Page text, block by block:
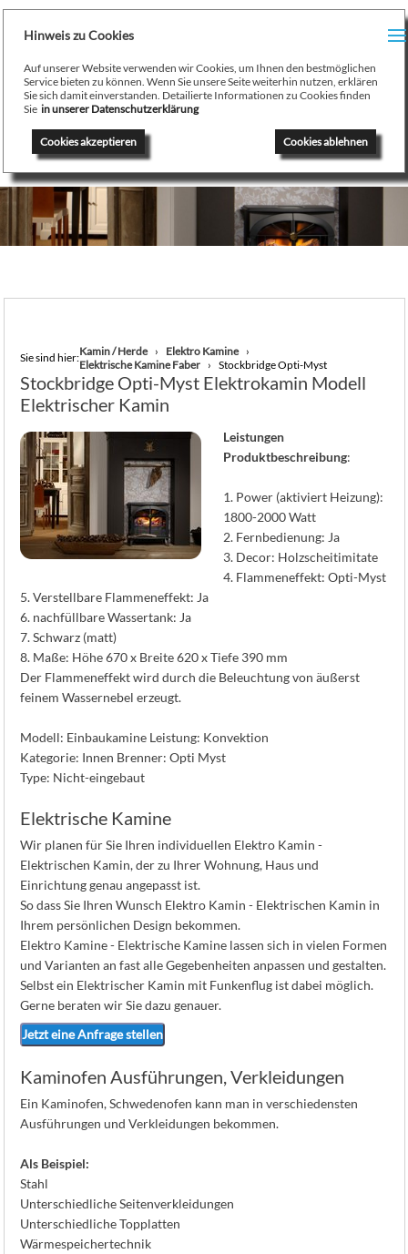
Hinweis zu Cookies
Auf unserer Website verwenden wir Cookies, um Ihnen den bestmöglichen
Service bieten zu können. Wenn Sie unsere Seite weiterhin nutzen, erklären
Sie sich damit einverstanden. Detailierte Informationen zu Cookies finden
Sie in unserer Datenschutzerklärung
Cookies ablehnen
Cookies akzeptieren
August Stamminger
Beratung - Planung - Ausführung - Wartung - Reparatur
Ofenbau Kaminbau Gaskamine Kachelofen Heizkamine
Sie sind hier:Kamin / Herde
Elektro Kamine
Elektrische Kamine Faber
Stockbridge Opti-Myst
Stockbridge Opti-Myst Elektrokamin Modell
Elektrischer Kamin
Leistungen
Produktbeschreibung:
1. Power (aktiviert Heizung):
1800-2000 Watt
2. Fernbedienung: Ja
3. Decor: Holzscheitimitate
4. Flammeneffekt: Opti-Myst
5. Verstellbare Flammeneffekt: Ja
6. nachfüllbare Wassertank: Ja
7. Schwarz (matt)
8. Maße: Höhe 670 x Breite 620 x Tiefe 390 mm
Der Flammeneffekt wird durch die Beleuchtung von äußerst
feinem Wassernebel erzeugt.
Modell: Einbaukamine Leistung: Konvektion
Kategorie: Innen Brenner: Opti Myst
Type: Nicht-eingebaut
Elektrische Kamine
Wir planen für Sie Ihren individuellen Elektro Kamin -
Elektrischen Kamin, der zu Ihrer Wohnung, Haus und
Einrichtung genau angepasst ist.
So dass Sie Ihren Wunsch Elektro Kamin - Elektrischen Kamin in
Ihrem persönlichen Design bekommen.
Elektro Kamine - Elektrische Kamine lassen sich in vielen Formen
und Varianten an fast alle Gegebenheiten anpassen und gestalten.
Selbst ein Elektrischer Kamin mit Funkenflug ist dabei möglich.
Gerne beraten wir Sie dazu genauer.
Jetzt eine Anfrage stellen
Kaminofen Ausführungen, Verkleidungen
Ein Kaminofen, Schwedenofen kann man in verschiedensten
Ausführungen und Verkleidungen bekommen.
Als Beispiel:
Stahl
Unterschiedliche Seitenverkleidungen
Unterschiedliche Topplatten
Wärmespeichertechnik